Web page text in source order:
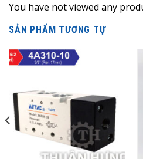
You have not viewed any
SẢN PHẨM TƯƠNG TỰ